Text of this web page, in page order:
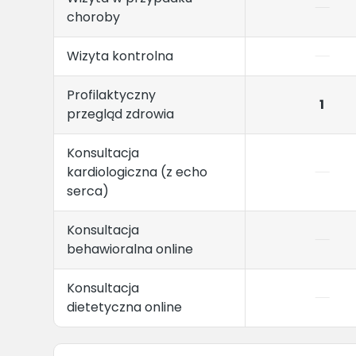
choroby
Wizyta kontrolna
Profilaktyczny
przegląd zdrowia
1
Konsultacja
kardiologiczna (z echo
serca)
Konsultacja
behawioralna online
Konsultacja
dietetyczna online